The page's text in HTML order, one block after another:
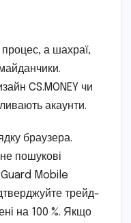
а шахраї,
CS.MONEY чи
акаунти.
браузера.
пошукові
Guard Mobile
трейд-
на 100 %. Якщо